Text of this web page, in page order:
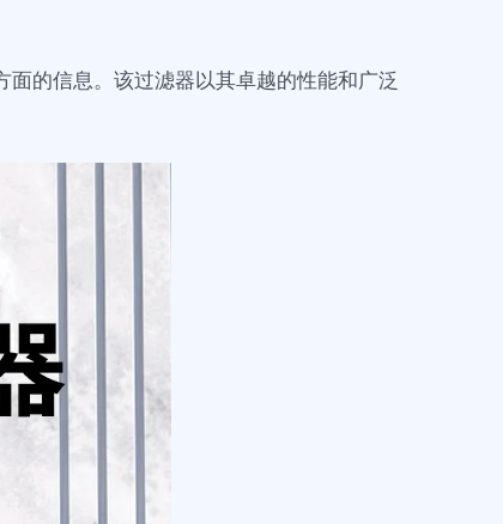
的信息。该过滤器以其卓越的性能和广泛